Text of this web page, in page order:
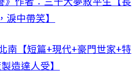
淚中帶笑】
南【短篇+現代+豪門世家+特
造達人受】